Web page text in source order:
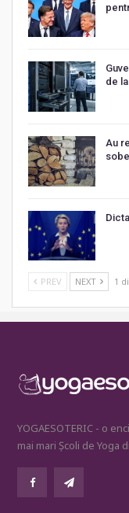
de
Au
PREV NEXT 1
YOGAESOTERIC - o
mai mari Școli de Yoga